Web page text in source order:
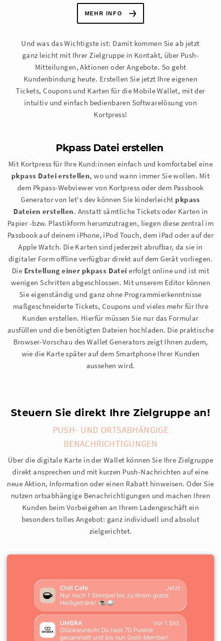
MEHR INFO
Und was das Wichtigste ist: Damit kommen Sie ab jetzt
ganz leicht mit Ihrer Zielgruppe in Kontakt, über Push-
Mitteilungen, Aktionen oder Angebote. So geht
Kundenbindung heute. Erstellen Sie jetzt Ihre eigenen
Tickets, Coupons und Karten für die Mobile Wallet, mit der
intuitiv und einfach bedienbaren Softwarelösung von
Kortpress!
Pkpass Datei erstellen
Mit Kortpress für Ihre Kund:innen einfach und komfortabel eine
pkpass Datei erstellen, wo und wann immer Sie wollen. Mit
dem Pkpass-Webviewer von Kortpress oder dem Passbook
Generator von let's dev können Sie kinderleicht pkpass
Dateien erstellen. Anstatt sämtliche Tickets oder Karten in
Papier -bzw. Plastikform herumzutragen, liegen diese zentral im
Passbook auf deinem iPhone, iPod Touch, dem iPad oder auf der
Apple Watch. Die Karten sind jederzeit abrufbar, da sie in
digitaler Form offline verfügbar direkt auf dem Gerät vorliegen.
Die Erstellung einer pkpass Datei erfolgt online und ist mit
wenigen Schritten abgeschlossen. Mit unserem Editor können
Sie eigenständig und ganz ohne Programmierkenntnisse
maßgeschneiderte Tickets, Coupons und vieles mehr für Ihre
Kunden erstellen. Hierfür müssen Sie nur das Formular
ausfüllen und die benötigten Dateien hochladen. Die praktische
Browser-Vorschau des Wallet Generators zeigt Ihnen zudem,
wie die Karte später auf dem Smartphone Ihrer Kunden
aussehen wird.
Steuern Sie direkt Ihre Zielgruppe an!
PUSH- UND ORTSABHÄNGIGE
BENACHRICHTIGUNGEN
Über die digitale Karte in der Wallet können Sie Ihre Zielgruppe
direkt ansprechen und mit kurzen Push-Nachrichten auf eine
neue Aktion, Information oder einen Rabatt hinweisen. Oder Sie
nutzen ortsabhängige Benachrichtigungen und machen Ihren
Kunden beim Vorbeigehen an Ihrem Ladengeschäft ein
besonders tolles Angebot: ganz individuell und absolut
zielgerichtet.